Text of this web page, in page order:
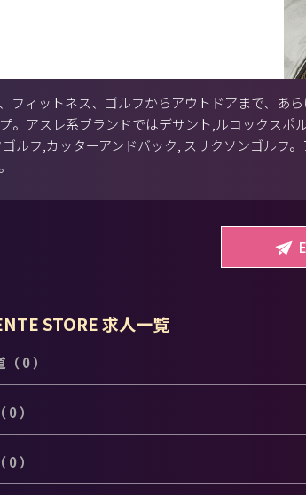
フィットネス、ゴルフからアウトドアまで、あ
。アスレ系ブランドではデサント,ルコックス
ルフ,カッターアンドバック, スリクソンゴルフ
STORE 求人一覧
0 ）
）
0 ）